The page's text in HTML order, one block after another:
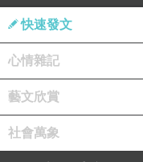
快速發文
心情雜記
藝文欣賞
社會萬象